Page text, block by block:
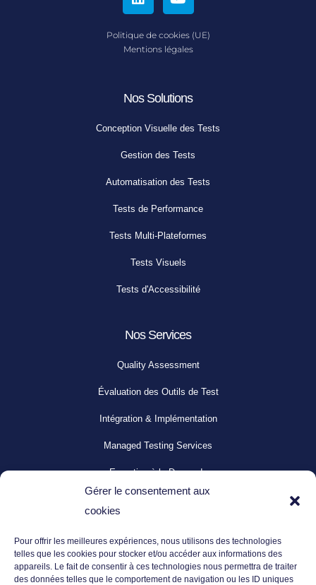
Gérer le consentement aux
cookies
Pour offrir les meilleures expériences, nous utilisons des technologies
telles que les cookies pour stocker et/ou accéder aux informations des
appareils. Le fait de consentir à ces technologies nous permettra de traiter
des données telles que le comportement de navigation ou les ID uniques
Politique de cookies (UE)
Mentions légales
Nos Solutions
Conception Visuelle des Tests
Gestion des Tests
Automatisation des Tests
Tests de Performance
Tests Multi-Plateformes
Tests Visuels
Tests d'Accessibilité
Nos Services
Quality Assessment
Évaluation des Outils de Test
Intégration & Implémentation
Managed Testing Services
Expertise à la Demande
Formation & Coaching